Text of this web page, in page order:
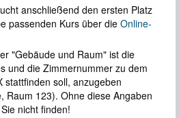
anschließend den ersten Platz
passenden Kurs über die Online-
"Gebäude und Raum" ist die
und die Zimmernummer zu dem
stattfinden soll, anzugeben
Raum 123). Ohne diese Angaben
nicht finden!